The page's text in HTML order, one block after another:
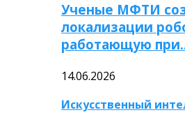
Ученые МФТИ
локализации
работающую
14.06.2026
Искусственный